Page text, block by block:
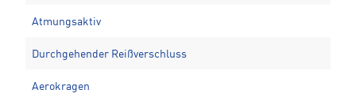
Atmungsaktiv
Durchgehender Reißverschluss
Aerokragen